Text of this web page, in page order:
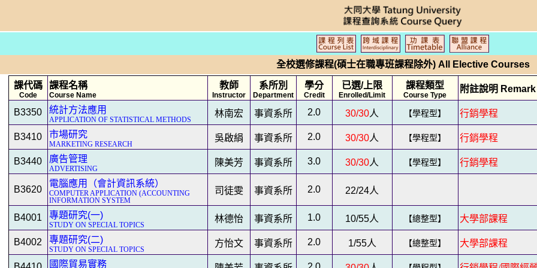
全校選修課程(碩士在職專班課程除外) All Elective Courses
課代碼
Code
課程名稱
Course Name
教師
Instructor
系所別
Department
學分
Credit
已選/上限
Enrolled/Limit
課程類型
Course Type
附註說明 Remark
B3350 統計方法應用
APPLICATION OF STATISTICAL METHODS
林南宏 事資系所 2.0 30/30人 【學程型】 行銷學程
B3410 市場研究
MARKETING RESEARCH
吳啟絹 事資系所 2.0 30/30人 【學程型】 行銷學程
B3440 廣告管理
ADVERTISING
陳美芳 事資系所 3.0 30/30人 【學程型】 行銷學程
B3620
電腦應用（會計資訊系統）
COMPUTER APPLICATION (ACCOUNTING
INFORMATION SYSTEM
司徒雯 事資系所 2.0 22/24人
B4001 專題研究(一)
STUDY ON SPECIAL TOPICS
林德怡 事資系所 1.0 10/55人 【總整型】 大學部課程
B4002 專題研究(二)
STUDY ON SPECIAL TOPICS
方怡文 事資系所 2.0 1/55人 【總整型】 大學部課程
國際貿易實務